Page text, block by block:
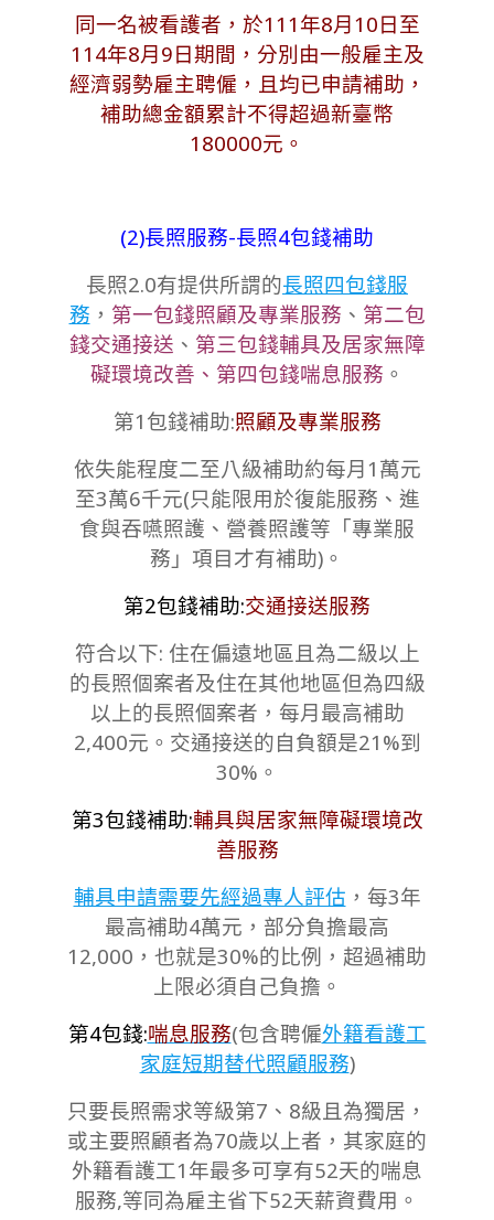
同一名被看護者，於111年8月10日至
114年8月9日期間 ，分別由一般雇主及
經濟弱勢雇主聘僱 ，且均已申請補助，
補助總金額累計不得超過新臺幣
180000元。
(2)長照服務-長照4包錢補助
長照2.0有提供所謂的長照四包錢服
務 ， 第一包錢照顧及專業服務 、 第二包
錢交通接送 、 第三包錢輔具及居家無障
礙環境改善、第四包錢喘息服務 。
第1包錢補助:照顧及專業服務
依失能程度二至八級補助約每月1萬元
至3萬6千元(只能限用於復能服務、進
食與吞嚥照護、營養照護等「專業服
務」項目才有補助)。
第2包錢補助:交通接送服務
符合以下: 住在偏遠地區且為二級以上
的長照個案者及住在其他地區但為四級
以上的長照個案者 ，每月最高補助
2,400元。交通接送的自負額是21%到
30%。
第3包錢補助:輔具與居家無障礙環境改
善服務
輔具申請需要先經過專人評估 ，每3年
最高補助4萬元，部分負擔最高
12,000，也就是30%的比例，超過補助
上限必須自己負擔。
第4包錢:喘息服務(包含聘僱外籍看護工
家庭短期替代照顧服務)
只要長照需求等級第7、8級且為獨居，
或主要照顧者為70歲以上者，其家庭的
外籍看護工1年最多可享有52天的喘息
服務,等同為雇主省下52天薪資費用。